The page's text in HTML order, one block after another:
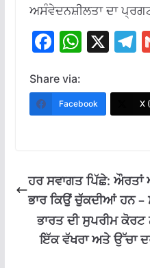
ਅਸੰਵੇਦਨਸ਼ੀਲਤਾ ਦਾ
F
e
b
k
W
at
s
p
X T
e
Share via:
Facebook X
ਹਰ ਸਵਾਗਤ ਪਿੱਛੇ: ਔਰਤਾਂ
ਭਾਰ ਕਿਉਂ ਚੁੱਕਦੀਆਂ ਹਨ –
ਭਾਰਤ ਦੀ ਸੁਪਰੀਮ ਕੋਰਟ
ਇੱਕ ਵੱਖਰਾ ਅਤੇ ਉੱਚਾ